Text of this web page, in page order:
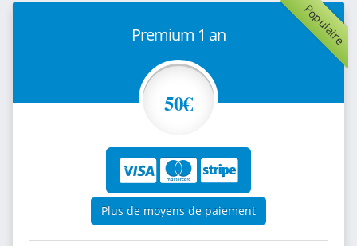
Populaire
Premium 1 an
50€
Plus de moyens de paiement